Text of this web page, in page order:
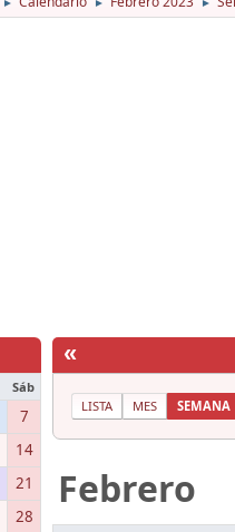
► ► ►
Sáb
7
14
21
28
«
LISTA MES SEMANA
Febrero